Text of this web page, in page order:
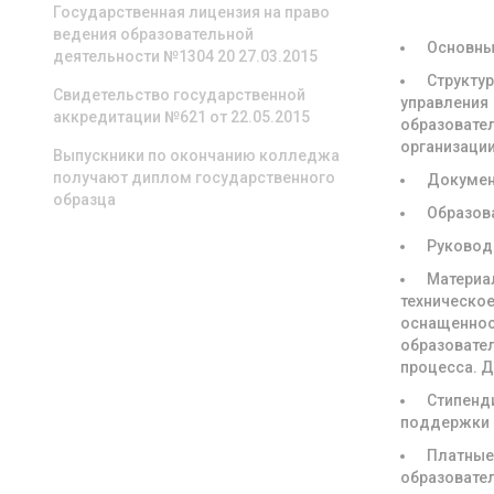
Государственная лицензия на право
ведения образовательной
деятельности №1304 20 27.03.2015
Свидетельство государственной
аккредитации №621 от 22.05.2015
Выпускники по окончанию колледжа
получают диплом государственного
образца
управления
процесса.
поддержки
Платные